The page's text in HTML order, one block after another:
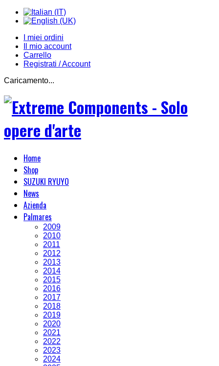
I miei ordini
Il mio account
Carrello
Registrati / Account
Caricamento...
Home
Shop
SUZUKI RYUYO
News
Azienda
Palmares
2009
2010
2011
2012
2013
2014
2015
2016
2017
2018
2019
2020
2021
2022
2023
2024